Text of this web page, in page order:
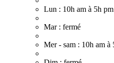
Lun : 10h am à 5h pm
Mar : fermé
Mer - sam : 10h am à